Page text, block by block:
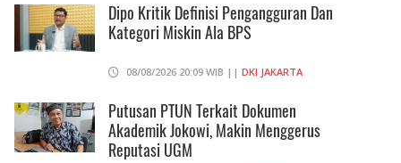
Dipo Kritik Definisi Pengangguran Dan
Kategori Miskin Ala BPS
08/08/2026 20:09 WIB || DKI JAKARTA
Putusan PTUN Terkait Dokumen
Akademik Jokowi, Makin Menggerus
Reputasi UGM